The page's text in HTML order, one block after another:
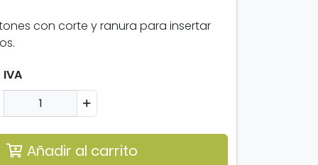
con corte y ranura para insertar
IVA
Añadir al carrito